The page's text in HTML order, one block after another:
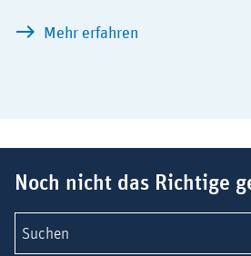
Mehr erfahren
Noch nicht das Richtige
Suchen